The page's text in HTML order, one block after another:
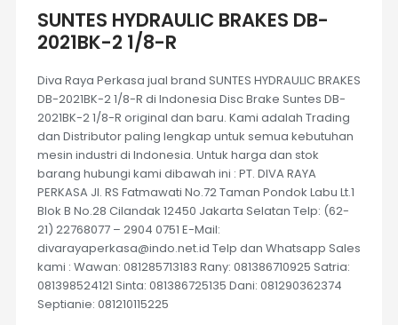
SUNTES HYDRAULIC BRAKES DB-
2021BK-2 1/8-R
Diva Raya Perkasa jual brand SUNTES HYDRAULIC BRAKES
DB-2021BK-2 1/8-R di Indonesia Disc Brake Suntes DB-
2021BK-2 1/8-R original dan baru. Kami adalah Trading
dan Distributor paling lengkap untuk semua kebutuhan
mesin industri di Indonesia. Untuk harga dan stok
barang hubungi kami dibawah ini : PT. DIVA RAYA
PERKASA Jl. RS Fatmawati No.72 Taman Pondok Labu Lt.1
Blok B No.28 Cilandak 12450 Jakarta Selatan Telp: (62-
21) 22768077 – 2904 0751 E-Mail:
divarayaperkasa@indo.net.id Telp dan Whatsapp Sales
kami : Wawan: 081285713183 Rany: 081386710925 Satria:
081398524121 Sinta: 081386725135 Dani: 081290362374
Septianie: 081210115225